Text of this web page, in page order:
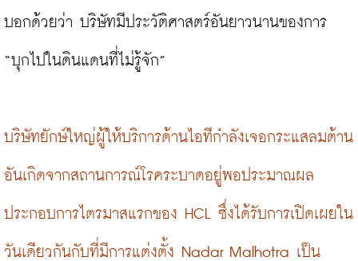
บอกด้วยว่า บริษัทมีประวัติศาสตร์อันยาวนานของการ
“บุกไปในดินแดนที่ไม่รู้จัก”
บริษัทยักษ์ใหญ่ผู้ให้บริการด้านไอทีกำลังเจอกระแสลมต้าน
อันเกิดจากสถานการณ์โรคระบาดอยู่พอประมาณผล
ประกอบการไตรมาสแรกของ HCL ซึ่งได้รับการเปิดเผยใน
วันเดียวกันกับที่มีการแต่งตั้ง Nadar Malhotra เป็น